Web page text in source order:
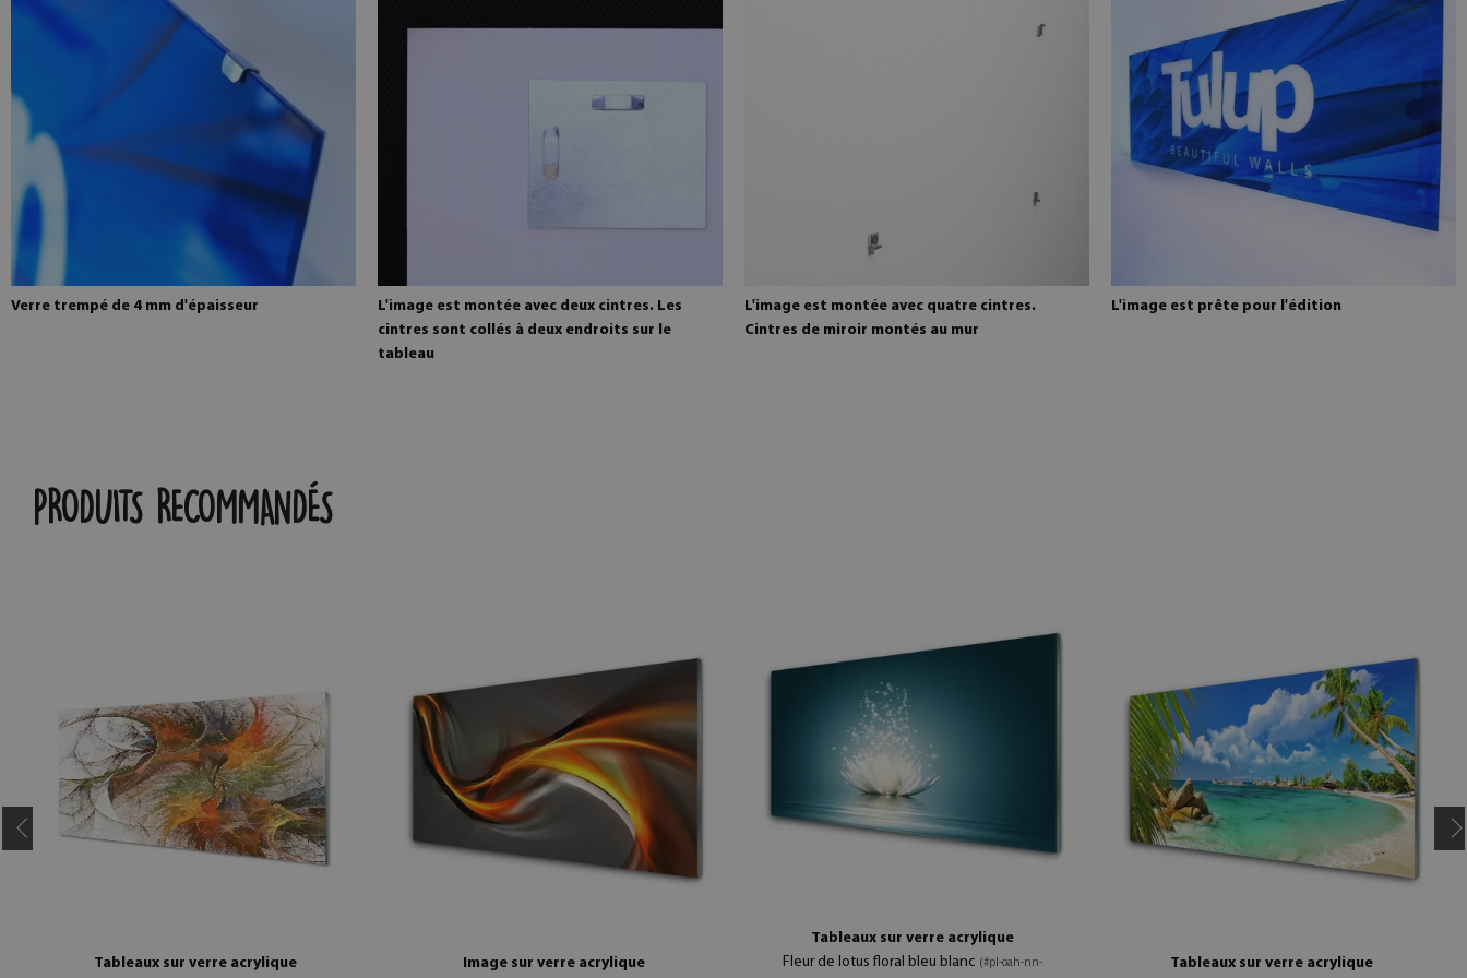
Verre trempé de 4 mm d'épaisseur
L'image est montée avec deux cintres. Les
cintres sont collés à deux endroits sur le
tableau
L'image est montée avec quatre cintres.
Cintres de miroir montés au mur
L'image est prête pour l'édition
PRODUITS RECOMMANDÉS
Tableaux sur verre acrylique Image sur verre acrylique
Tableaux sur verre acrylique
Fleur de lotus floral bleu blanc (#pl-oah-nn- Tableaux sur verre acrylique